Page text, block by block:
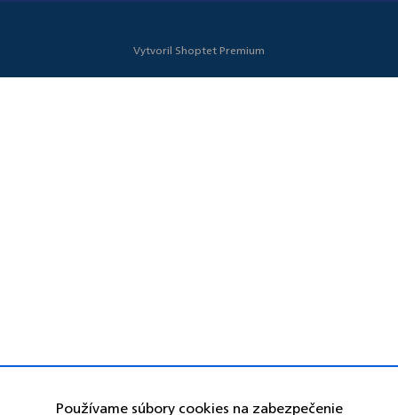
Používame súbory cookies na zabezpečenie
Vytvoril Shoptet Premium